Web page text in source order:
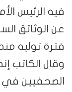
فيه الرئيس
عن الوثائق
فترة توليه
وقال الكاتب
الصحفيين في